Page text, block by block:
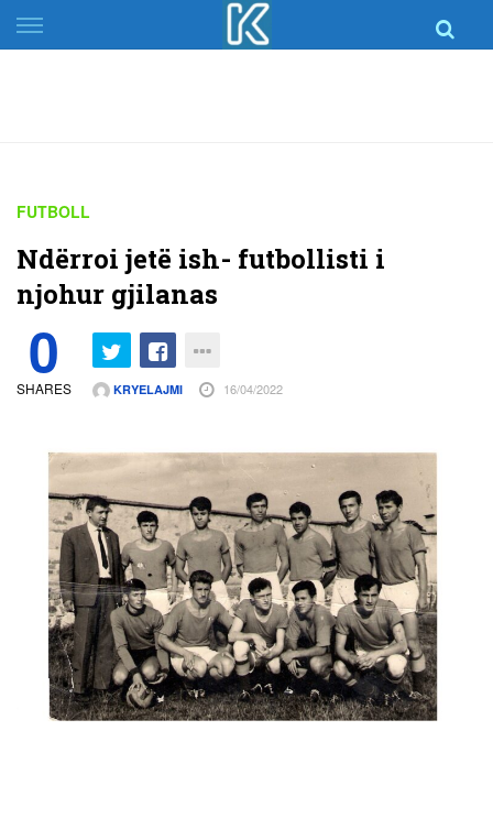
Skip
to
FUTBOLL
Ndërroi jetë ish- futbollisti i
njohur gjilanas
0
SHARES KRYELAJMI 16/04/2022